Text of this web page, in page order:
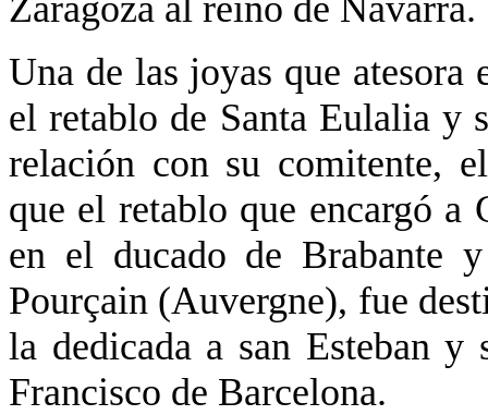
Una de las joyas que atesora
el retablo de Santa Eulalia y
relación con su comitente,
que el retablo que encargó
en el ducado de Brabante
Pourçain (Auvergne), fue
la dedicada a san Esteban
Francisco de Barcelona.